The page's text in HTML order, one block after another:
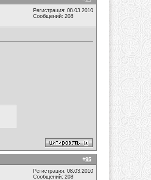
Регистрация: 08.03.2010
Сообщений: 208
#95
Регистрация: 08.03.2010
Сообщений: 208